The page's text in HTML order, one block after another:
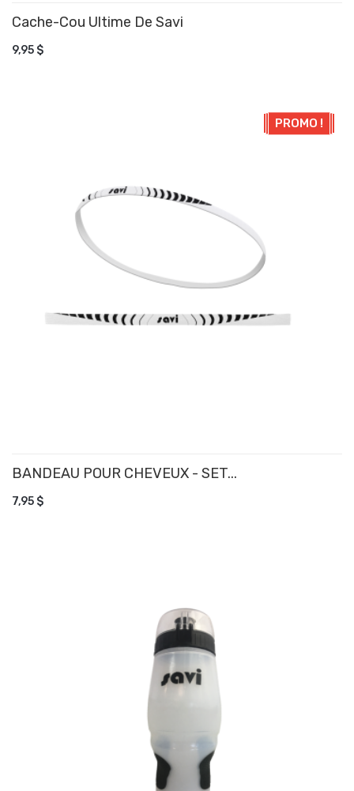
Cache-Cou Ultime De Savi
9,95 $
PROMO !
BANDEAU POUR CHEVEUX - SET...
7,95 $